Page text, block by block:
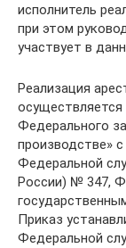
исполнитель
при этом
участвует в
Реализация
Федерального
производстве»
Федеральной
России) № 347,
Приказ
Федеральной